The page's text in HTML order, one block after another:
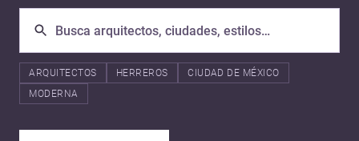
ARQUITECTOS HERREROS
CIUDAD DE MÉXICO
MODERNA